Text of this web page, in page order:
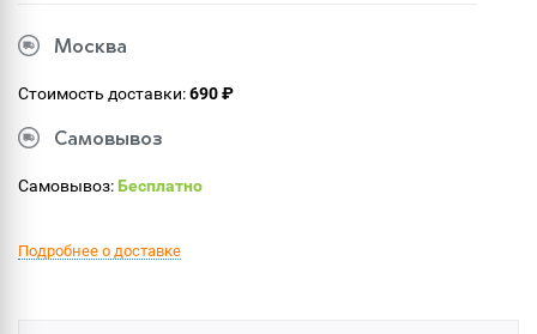
Москва
Стоимость доставки:690 ₽
Самовывоз
Самовывоз:Бесплатно
Подробнее о доставке